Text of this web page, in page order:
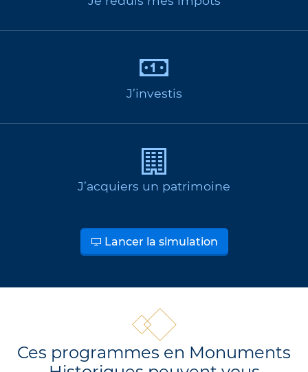
J’investis
J’acquiers un patrimoine
Lancer la simulation
Ces programmes en Monuments